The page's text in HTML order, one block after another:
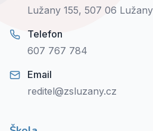
Lužany 155, 507 06
Telefon
607 767 784
Email
reditel@zsluzany.cz